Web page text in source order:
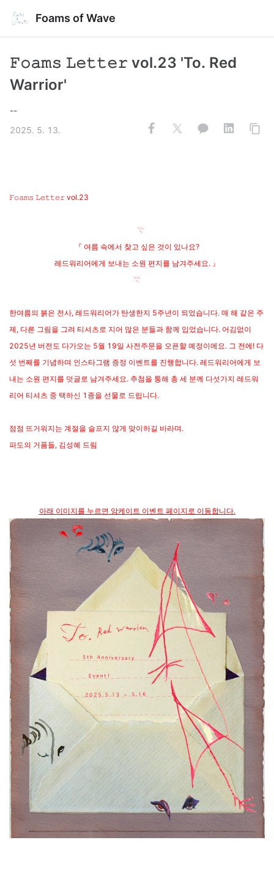
Foams of Wave
𝙵𝚘𝚊𝚖𝚜 𝙻𝚎𝚝𝚝𝚎𝚛 vol.23 'To. Red
Warrior'
--
2025. 5. 13.
𝙵𝚘𝚊𝚖𝚜 𝙻𝚎𝚝𝚝𝚎𝚛 vol.23
𓇢
『 여름 속에서 찾고 싶은 것이 있나요?
레드워리어에게 보내는 소원 편지를 남겨주세요. 』
𓇢
한여름의 붉은 전사, 레드워리어가 탄생한지 5주년이 되었습니다. 매 해 같은 주
제, 다른 그림을 그려 티셔츠로 지어 많은 분들과 함께 입었습니다. 어김없이
2025년 버전도 다가오는 5월 19일 사전주문을 오픈할 예정이에요. 그 전에! 다
섯 번째를 기념하며 인스타그램 증정 이벤트를 진행합니다. 레드워리어에게 보
내는 소원 편지를 덧글로 남겨주세요. 추첨을 통해 총 세 분께 다섯가지 레드워
리어 티셔츠 중 택하신 1종을 선물로 드립니다.
점점 뜨거워지는 계절을 슬프지 않게 맞이하길 바라며.
파도의 거품들, 김성혜 드림
아래 이미지를 누르면 앙케이트 이벤트 페이지로 이동합니다.